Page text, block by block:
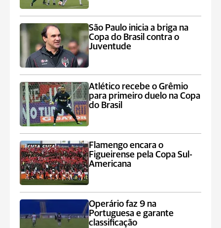
São Paulo inicia a briga na
Copa do Brasil contra o
Juventude
Atlético recebe o Grêmio
para primeiro duelo na Copa
do Brasil
Flamengo encara o
Figueirense pela Copa Sul-
Americana
Operário faz 9 na
Portuguesa e garante
classificação